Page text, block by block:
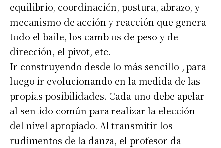
equilibrio, coordinación, postura, abrazo, y
mecanismo de acción y reacción que genera
todo el baile, los cambios de peso y de
dirección, el pivot, etc.
Ir construyendo desde lo más sencillo , para
luego ir evolucionando en la medida de las
propias posibilidades. Cada uno debe apelar
al sentido común para realizar la elección
del nivel apropiado. Al transmitir los
rudimentos de la danza, el profesor da